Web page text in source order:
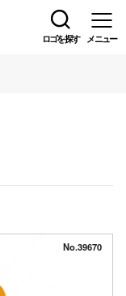
ロゴを探す メニュー
No.39670